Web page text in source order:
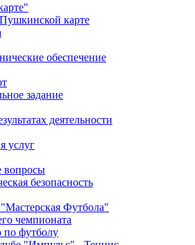
карте
обеспечение
задание
деятельности
услуг
вопросы
безопасность
Футбола"
чемпионата
по футболу